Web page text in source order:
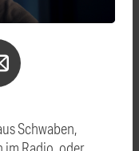
Schwaben,